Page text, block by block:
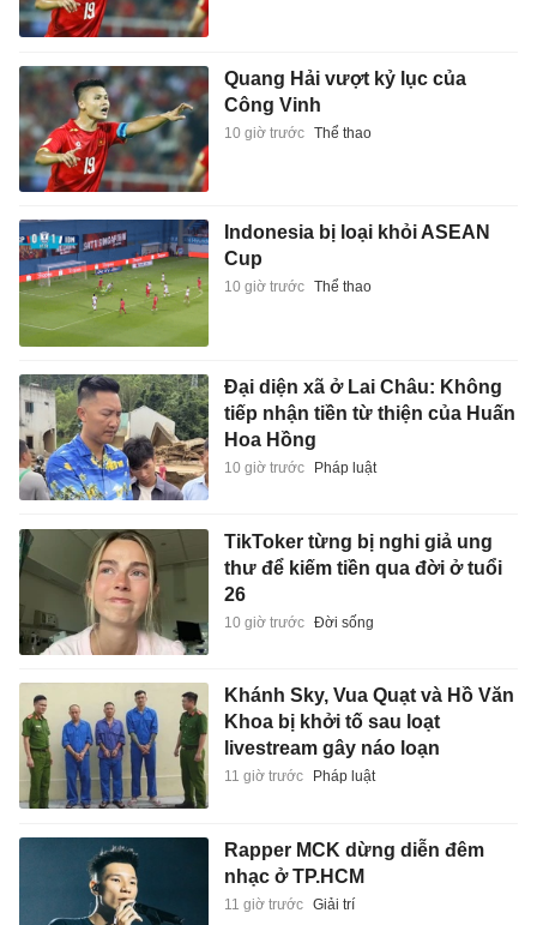
Quang Hải vượt kỷ lục của
Công Vinh
10 giờ trước Thể thao
Indonesia bị loại khỏi ASEAN
Cup
10 giờ trước Thể thao
Đại diện xã ở Lai Châu: Không
tiếp nhận tiền từ thiện của Huấn
Hoa Hồng
10 giờ trước Pháp luật
TikToker từng bị nghi giả ung
thư để kiếm tiền qua đời ở tuổi
26
10 giờ trước Đời sống
Khánh Sky, Vua Quạt và Hồ Văn
Khoa bị khởi tố sau loạt
livestream gây náo loạn
11 giờ trước Pháp luật
Rapper MCK dừng diễn đêm
nhạc ở TP.HCM
11 giờ trước Giải trí